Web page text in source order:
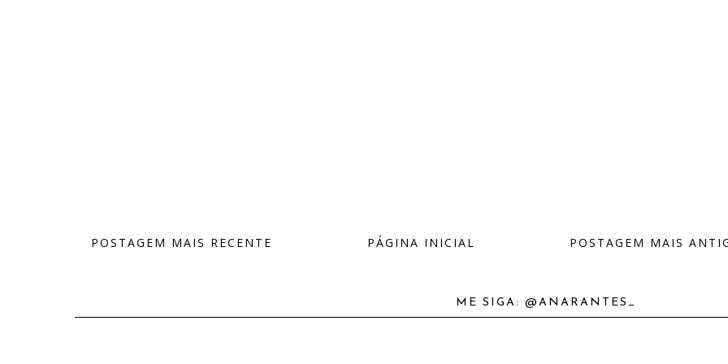
POSTAGEM MAIS RECENTE POSTAGEM MAIS
PÁGINA INICIAL
ME SIGA: @ANARANTES_